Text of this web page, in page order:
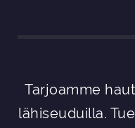
Tarjoamme
lähiseuduilla.